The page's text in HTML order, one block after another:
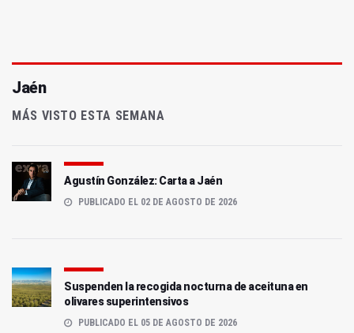
Jaén
MÁS VISTO ESTA SEMANA
Agustín González: Carta a Jaén
PUBLICADO EL 02 DE AGOSTO DE 2026
Suspenden la recogida nocturna de aceituna en
olivares superintensivos
PUBLICADO EL 05 DE AGOSTO DE 2026